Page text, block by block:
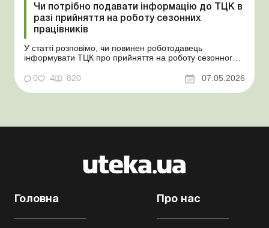
Чи потрібно подавати інформацію до ТЦК в
разі прийняття на роботу сезонних
працівників
У статті розповімо, чи повинен роботодавець
інформувати ТЦК про прийняття на роботу сезонного
агропідприємств приймає працівників на сезонні
роботи. Через значні штрафні санкції за порушення
порядку ведення військового обліку в
0 4 820 07.05.2026
Головна Про нас